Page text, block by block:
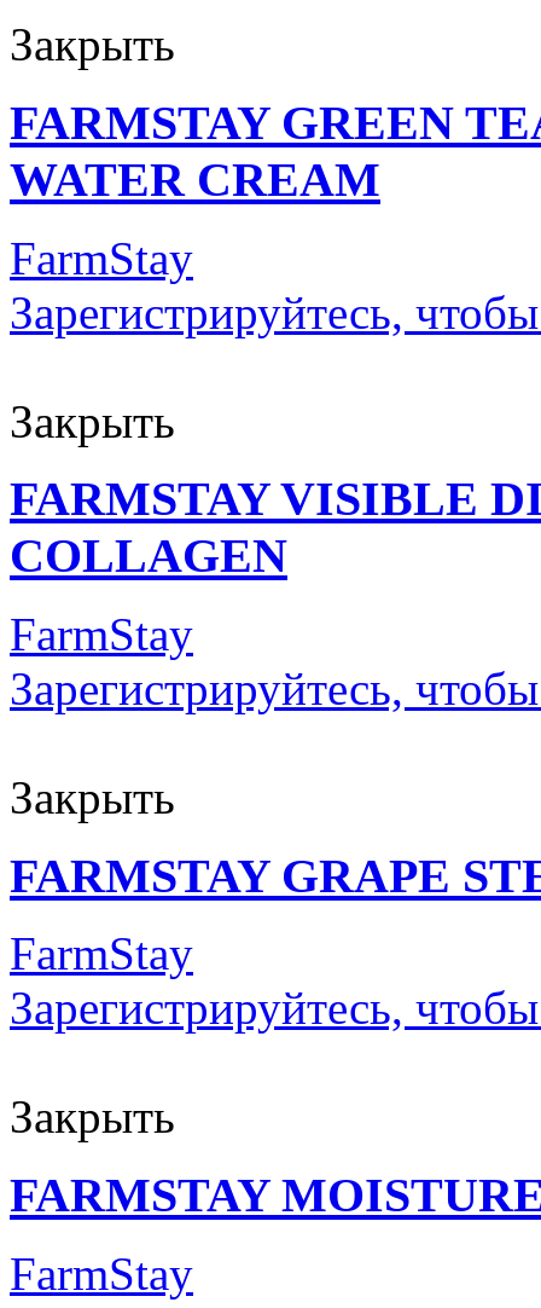
Закрыть
FARMSTAY GREEN
WATER CREAM
FarmStay
Зарегистрируйтесь,
Закрыть
FARMSTAY VISIBLE
COLLAGEN
FarmStay
Зарегистрируйтесь,
Закрыть
FARMSTAY GRAPE
FarmStay
Зарегистрируйтесь,
Закрыть
FARMSTAY
FarmStay